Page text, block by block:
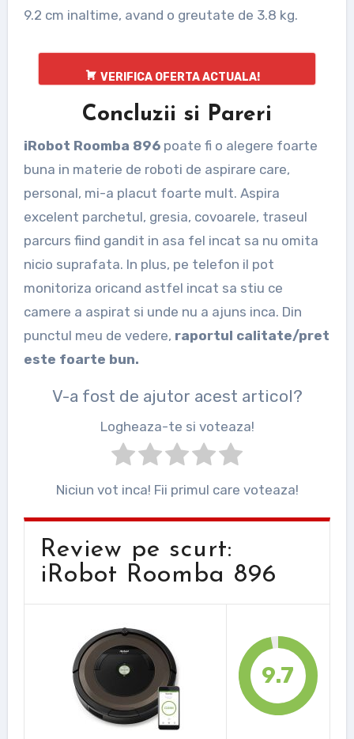
9.2 cm inaltime, avand o greutate de 3.8 kg.
VERIFICA OFERTA ACTUALA!
Concluzii si Pareri
iRobot Roomba 896 poate fi o alegere foarte
buna in materie de roboti de aspirare care,
personal, mi-a placut foarte mult. Aspira
excelent parchetul, gresia, covoarele, traseul
parcurs fiind gandit in asa fel incat sa nu omita
nicio suprafata. In plus, pe telefon il pot
monitoriza oricand astfel incat sa stiu ce
camere a aspirat si unde nu a ajuns inca. Din
punctul meu de vedere, raportul calitate/pret
este foarte bun.
V-a fost de ajutor acest articol?
Logheaza-te si voteaza!
Niciun vot inca! Fii primul care voteaza!
Review pe scurt:
iRobot Roomba 896
9.7